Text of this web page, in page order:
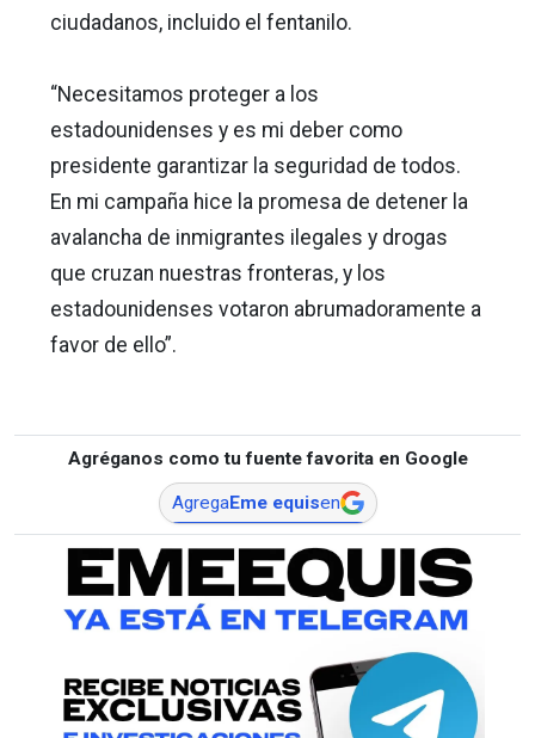
ciudadanos, incluido el fentanilo.
“Necesitamos proteger a los
estadounidenses y es mi deber como
presidente garantizar la seguridad de todos.
En mi campaña hice la promesa de detener la
avalancha de inmigrantes ilegales y drogas
que cruzan nuestras fronteras, y los
estadounidenses votaron abrumadoramente a
favor de ello”.
Agréganos como tu fuente favorita en Google
AgregaEme equisen